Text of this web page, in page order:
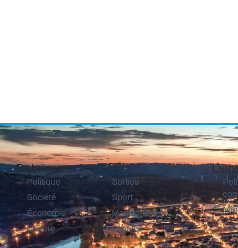
Rubriques
Politique
Société
Économie
Culture
Sorties
Sport
Magazine
Légales